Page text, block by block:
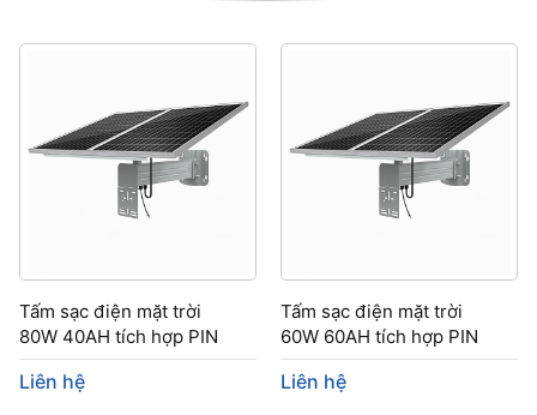
Tấm sạc điện mặt trời
80W 40AH tích hợp PIN
Liên hệ
Tấm sạc điện mặt trời
60W 60AH tích hợp PIN
Liên hệ